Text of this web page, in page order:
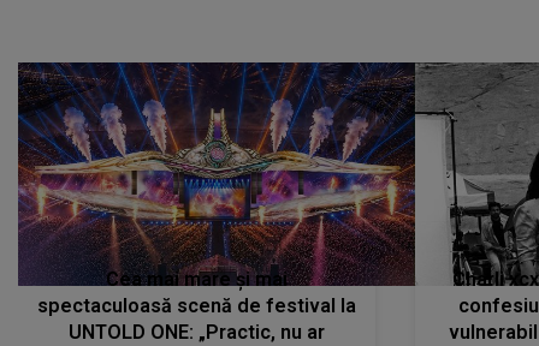
Cea mai mare și mai
spectaculoasă scenă de festival la
UNTOLD ONE: „Practic, nu ar
Charli